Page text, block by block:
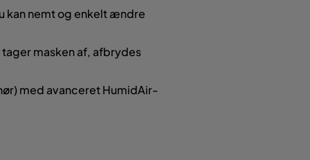
kan nemt og enkelt ændre
masken af, afbrydes
med avanceret HumidAir-